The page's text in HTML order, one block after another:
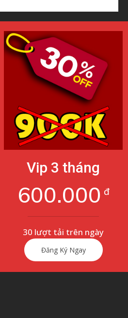
Vip 3 tháng
600.000 đ
30 lượt tải trên ngày
Đăng Ký Ngay